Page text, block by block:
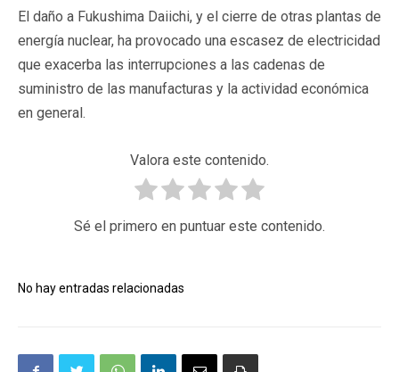
El daño a Fukushima Daiichi, y el cierre de otras plantas de
energía nuclear, ha provocado una escasez de electricidad
que exacerba las interrupciones a las cadenas de
suministro de las manufacturas y la actividad económica
en general.
Valora este contenido.
Sé el primero en puntuar este contenido.
No hay entradas relacionadas